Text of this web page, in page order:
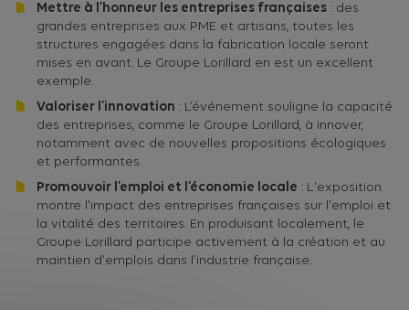
Mettre à l’honneur les entreprises françaises : des
grandes entreprises aux PME et artisans, toutes les
structures engagées dans la fabrication locale seront
mises en avant. Le Groupe Lorillard en est un excellent
exemple.
Valoriser l’innovation : L’événement souligne la capacité
des entreprises, comme le Groupe Lorillard, à innover,
notamment avec de nouvelles propositions écologiques
et performantes.
Promouvoir l’emploi et l’économie locale : L'exposition
montre l'impact des entreprises françaises sur l'emploi et
la vitalité des territoires. En produisant localement, le
Groupe Lorillard participe activement à la création et au
maintien d'emplois dans l’industrie française.